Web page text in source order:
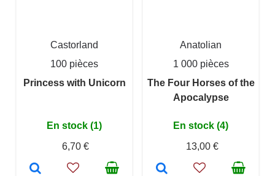
Castorland
100 pièces
Princess with Unicorn
En stock (1)
6,70 €
Anatolian
1 000 pièces
The Four Horses of the
Apocalypse
En stock (4)
13,00 €